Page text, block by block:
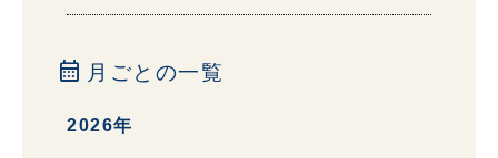
calendar_month 月ごとの一覧
2026年